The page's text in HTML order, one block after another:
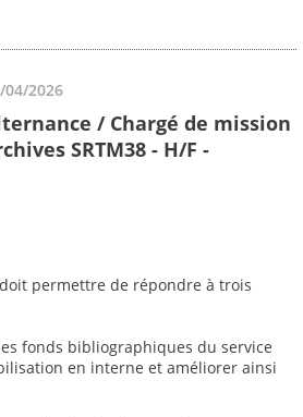
04/2026
/ Chargé de mission
SRTM38 - H/F -
permettre de répondre à trois
fonds bibliographiques du service
en interne et améliorer ainsi